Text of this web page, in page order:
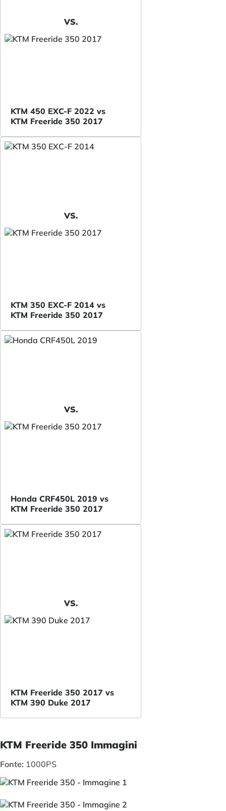
VS.
KTM 450 EXC-F 2022 vs
KTM Freeride 350 2017
VS.
KTM 350 EXC-F 2014 vs
KTM Freeride 350 2017
VS.
Honda CRF450L 2019 vs
KTM Freeride 350 2017
VS.
KTM Freeride 350 2017 vs
KTM 390 Duke 2017
KTM Freeride 350 Immagini
Fonte: 1000PS